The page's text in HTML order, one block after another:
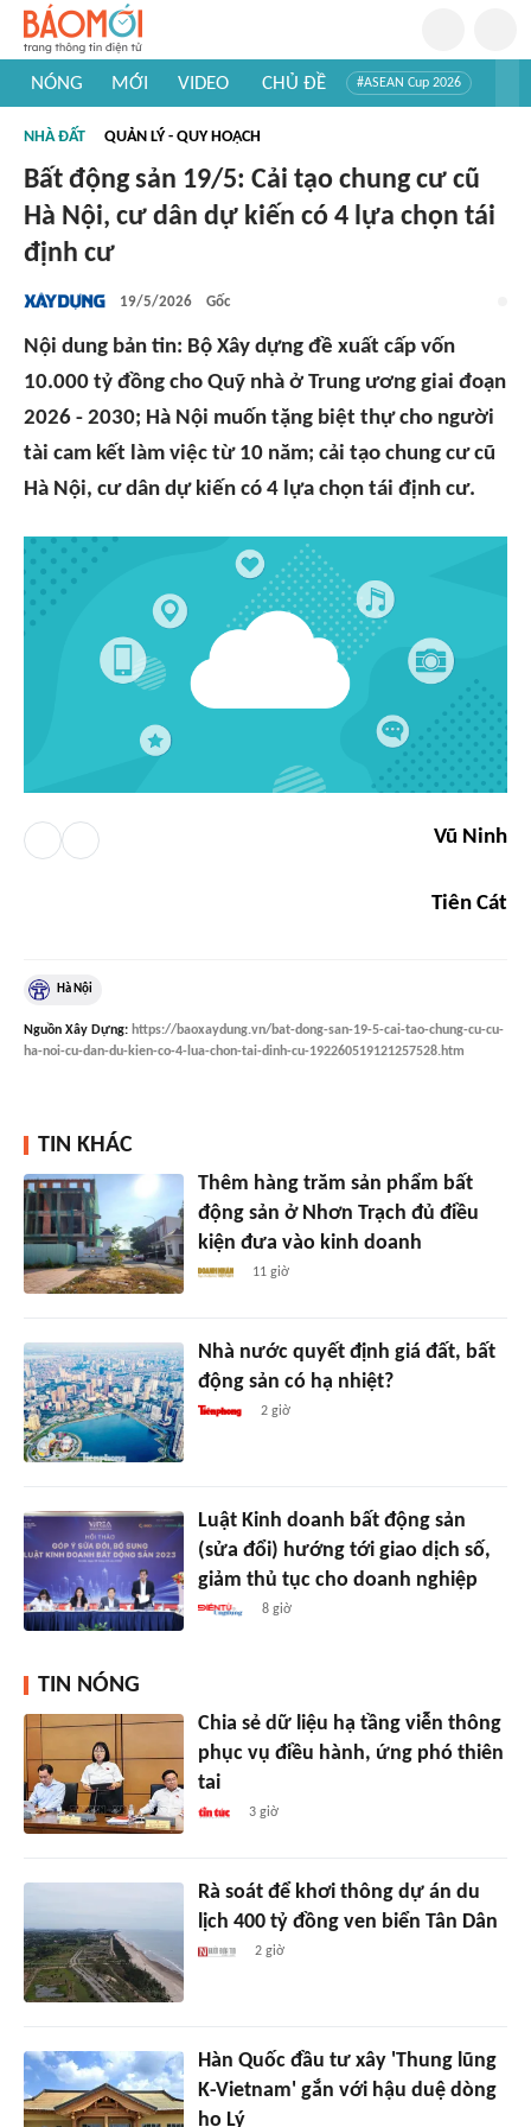
NÓNG MỚI VIDEO CHỦ ĐỀ #ASEAN Cup 2026
#Khám phá thế giới
NHÀ ĐẤT QUẢN LÝ - QUY HOẠCH
Bất động sản 19/5: Cải tạo chung cư cũ
Hà Nội, cư dân dự kiến có 4 lựa chọn tái
định cư
19/5/2026 Gốc
Nội dung bản tin: Bộ Xây dựng đề xuất cấp vốn
10.000 tỷ đồng cho Quỹ nhà ở Trung ương giai đoạn
2026 - 2030; Hà Nội muốn tặng biệt thự cho người
tài cam kết làm việc từ 10 năm; cải tạo chung cư cũ
Hà Nội, cư dân dự kiến có 4 lựa chọn tái định cư.
Vũ Ninh
Tiên Cát
Hà Nội
Nguồn Xây Dựng: https://baoxaydung.vn/bat-dong-san-19-5-cai-tao-chung-cu-cu-
ha-noi-cu-dan-du-kien-co-4-lua-chon-tai-dinh-cu-192260519121257528.htm
TIN KHÁC
Thêm hàng trăm sản phẩm bất
động sản ở Nhơn Trạch đủ điều
kiện đưa vào kinh doanh
11 giờ
Nhà nước quyết định giá đất, bất
động sản có hạ nhiệt?
2 giờ
Luật Kinh doanh bất động sản
(sửa đổi) hướng tới giao dịch số,
giảm thủ tục cho doanh nghiệp
8 giờ
TIN NÓNG
Chia sẻ dữ liệu hạ tầng viễn thông
phục vụ điều hành, ứng phó thiên
tai
3 giờ
Rà soát để khơi thông dự án du
lịch 400 tỷ đồng ven biển Tân Dân
2 giờ
Hàn Quốc đầu tư xây 'Thung lũng
K-Vietnam' gắn với hậu duệ dòng
họ Lý